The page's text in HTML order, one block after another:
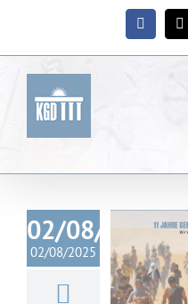
Facebook
X
02/08/2025
02/08/2025
an den